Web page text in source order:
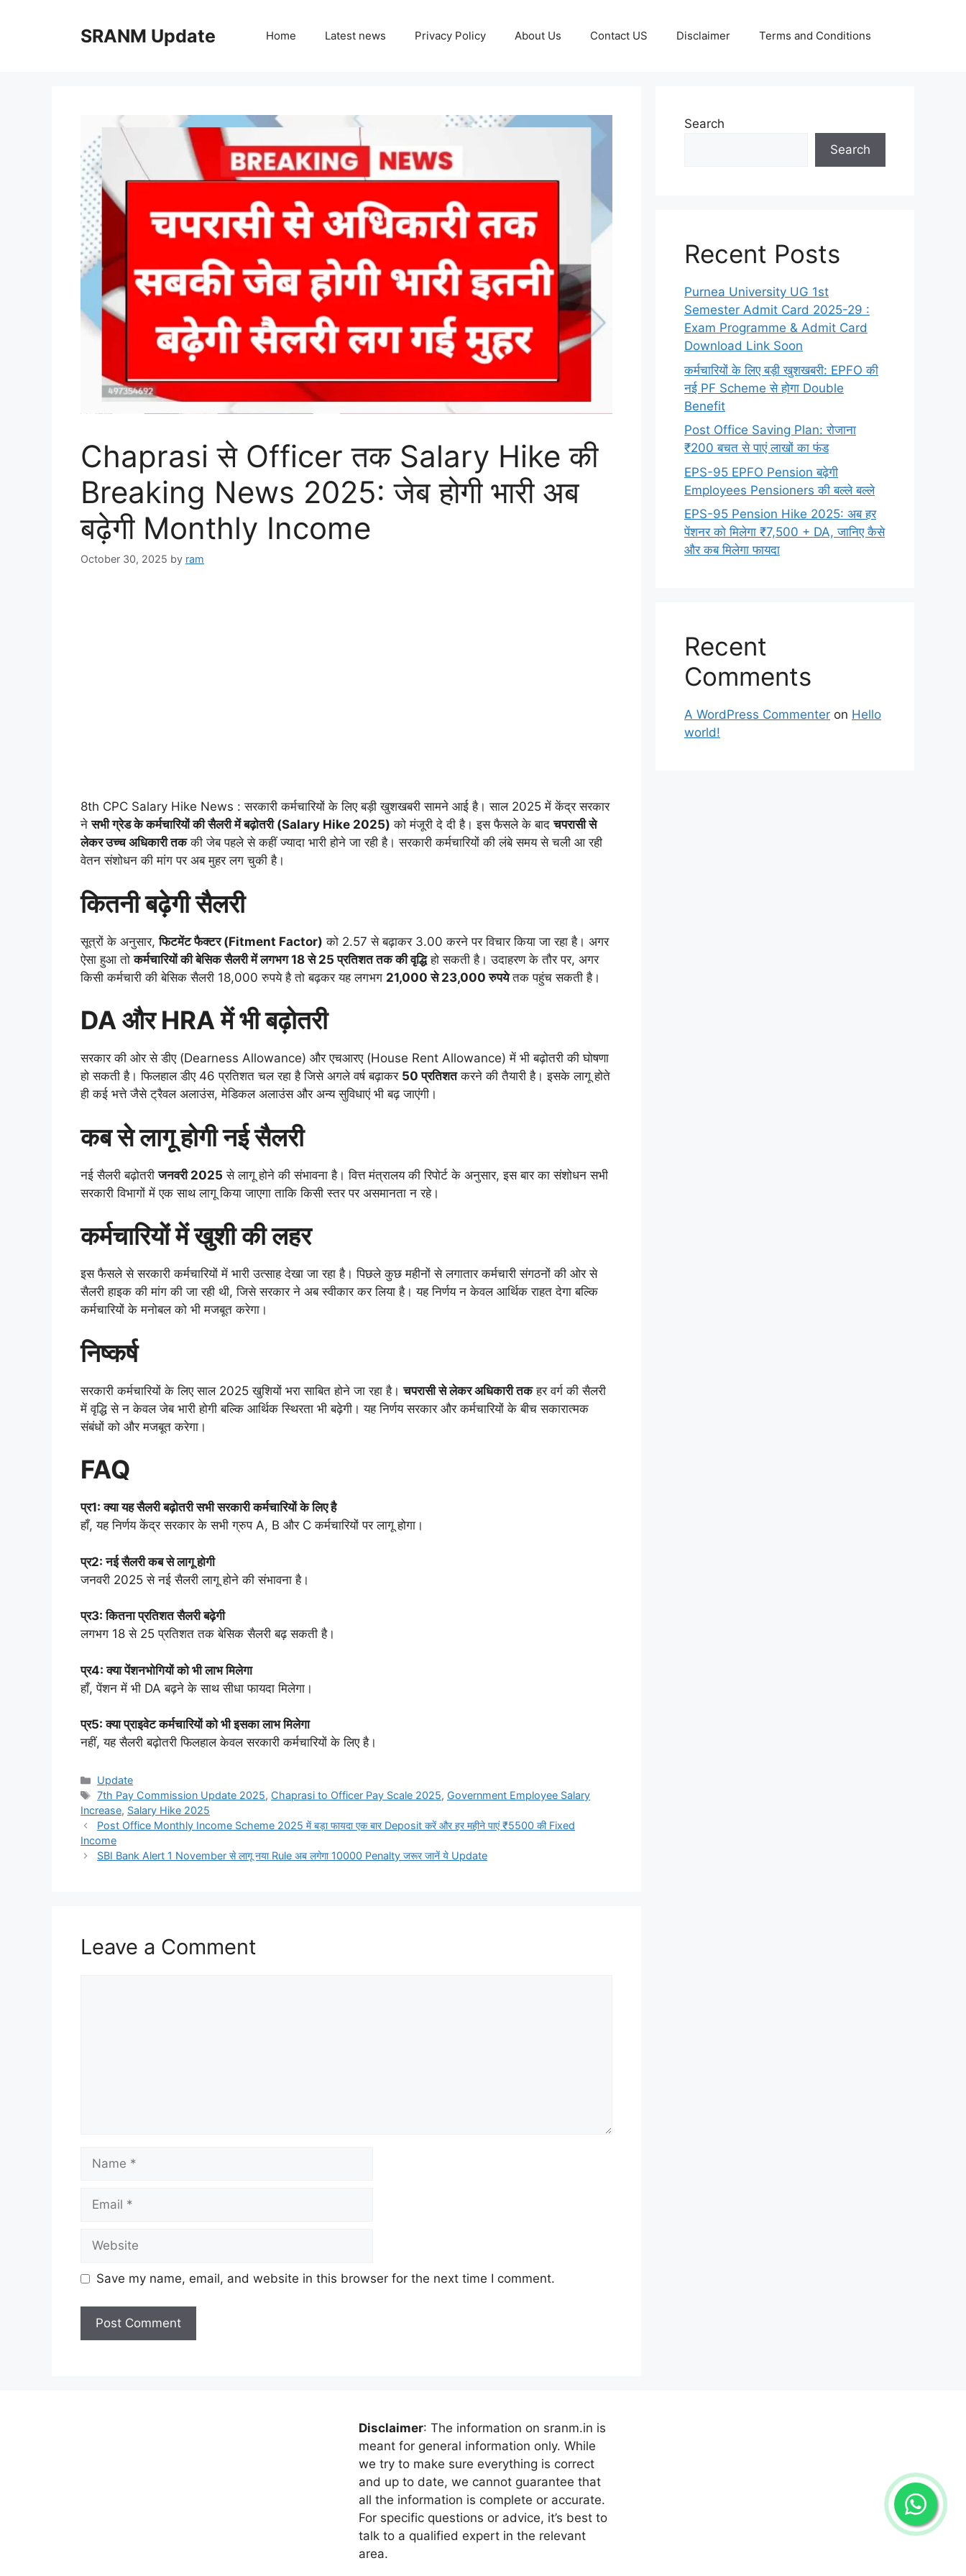
SRANM Update Home Latest news Privacy Policy About Us Contact US Disclaimer Terms and Conditions
Chaprasi से Officer तक Salary Hike की
Breaking News 2025: जेब होगी भारी अब
बढ़ेगी Monthly Income
October 30, 2025 by ram
8th CPC Salary Hike News : सरकारी कर्मचारियों के लिए बड़ी खुशखबरी सामने आई है। साल 2025 में केंद्र सरकार
नेसभी ग्रेड के कर्मचारियों की सैलरी में बढ़ोतरी (Salary Hike 2025) को मंजूरी दे दी है। इस फैसले के बादचपरासी से
लेकर उच्च अधिकारी तककी जेब पहले से कहीं ज्यादा भारी होने जा रही है। सरकारी कर्मचारियों की लंबे समय से चली आ रही
वेतन संशोधन की मांग पर अब मुहर लग चुकी है।
कितनी बढ़ेगी सैलरी
सूत्रों के अनुसार,फिटमेंट फैक्टर (Fitment Factor) को 2.57 से बढ़ाकर 3.00 करने पर विचार किया जा रहा है। अगर
ऐसा हुआ तोकर्मचारियों की बेसिक सैलरी में लगभग 18 से 25 प्रतिशत तक की वृद्धिहो सकती है। उदाहरण के तौर पर, अगर
किसी कर्मचारी की बेसिक सैलरी 18,000 रुपये है तो बढ़कर यह लगभग 21,000 से 23,000 रुपयेतक पहुंच सकती है।
DA और HRA में भी बढ़ोतरी
सरकार की ओर से डीए (Dearness Allowance) और एचआरए (House Rent Allowance) में भी बढ़ोतरी की घोषणा
हो सकती है। फिलहाल डीए 46 प्रतिशत चल रहा है जिसे अगले वर्ष बढ़ाकर 50 प्रतिशतकरने की तैयारी है। इसके लागू होते
ही कई भत्ते जैसे ट्रैवल अलाउंस, मेडिकल अलाउंस और अन्य सुविधाएं भी बढ़ जाएंगी।
कब से लागू होगी नई सैलरी
नई सैलरी बढ़ोतरीजनवरी 2025 से लागू होने की संभावना है। वित्त मंत्रालय की रिपोर्ट के अनुसार, इस बार का संशोधन सभी
सरकारी विभागों में एक साथ लागू किया जाएगा ताकि किसी स्तर पर असमानता न रहे।
कर्मचारियों में खुशी की लहर
इस फैसले से सरकारी कर्मचारियों में भारी उत्साह देखा जा रहा है। पिछले कुछ महीनों से लगातार कर्मचारी संगठनों की ओर से
सैलरी हाइक की मांग की जा रही थी, जिसे सरकार ने अब स्वीकार कर लिया है। यह निर्णय न केवल आर्थिक राहत देगा बल्कि
कर्मचारियों के मनोबल को भी मजबूत करेगा।
निष्कर्ष
सरकारी कर्मचारियों के लिए साल 2025 खुशियों भरा साबित होने जा रहा है।चपरासी से लेकर अधिकारी तकहर वर्ग की सैलरी
में वृद्धि से न केवल जेब भारी होगी बल्कि आर्थिक स्थिरता भी बढ़ेगी। यह निर्णय सरकार और कर्मचारियों के बीच सकारात्मक
संबंधों को और मजबूत करेगा।
FAQ
प्र1: क्या यह सैलरी बढ़ोतरी सभी सरकारी कर्मचारियों के लिए है
हाँ, यह निर्णय केंद्र सरकार के सभी ग्रुप A, B और C कर्मचारियों पर लागू होगा।
प्र2: नई सैलरी कब से लागू होगी
जनवरी 2025 से नई सैलरी लागू होने की संभावना है।
प्र3: कितना प्रतिशत सैलरी बढ़ेगी
लगभग 18 से 25 प्रतिशत तक बेसिक सैलरी बढ़ सकती है।
प्र4: क्या पेंशनभोगियों को भी लाभ मिलेगा
हाँ, पेंशन में भी DA बढ़ने के साथ सीधा फायदा मिलेगा।
प्र5: क्या प्राइवेट कर्मचारियों को भी इसका लाभ मिलेगा
नहीं, यह सैलरी बढ़ोतरी फिलहाल केवल सरकारी कर्मचारियों के लिए है।
Categories
Update
Tags
7th Pay Commission Update 2025, Chaprasi to Officer Pay Scale 2025, Government Employee Salary
Increase, Salary Hike 2025
Post Office Monthly Income Scheme 2025 में बड़ा फायदा एक बार Deposit करें और हर महीने पाएं ₹5500 की Fixed
Income
SBI Bank Alert 1 November से लागू नया Rule अब लगेगा 10000 Penalty जरूर जानें ये Update
Leave a Comment
Name
Email
Website
Save my name, email, and website in this browser for the next time I comment.
Search
Search
Recent Posts
Purnea University UG 1st
Semester Admit Card 2025-29 :
Exam Programme & Admit Card
Download Link Soon
कर्मचारियों के लिए बड़ी खुशखबरी: EPFO की
नई PF Scheme से होगा Double
Benefit
Post Office Saving Plan: रोजाना
₹200 बचत से पाएं लाखों का फंड
EPS-95 EPFO Pension बढ़ेगी
Employees Pensioners की बल्ले बल्ले
EPS-95 Pension Hike 2025: अब हर
पेंशनर को मिलेगा ₹7,500 + DA, जानिए कैसे
और कब मिलेगा फायदा
Recent
Comments
A WordPress Commenter on Hello
world!
Disclaimer: The information on sranm.in is
meant for general information only. While
we try to make sure everything is correct
and up to date, we cannot guarantee that
all the information is complete or accurate.
For specific questions or advice, it’s best to
talk to a qualified expert in the relevant
area.